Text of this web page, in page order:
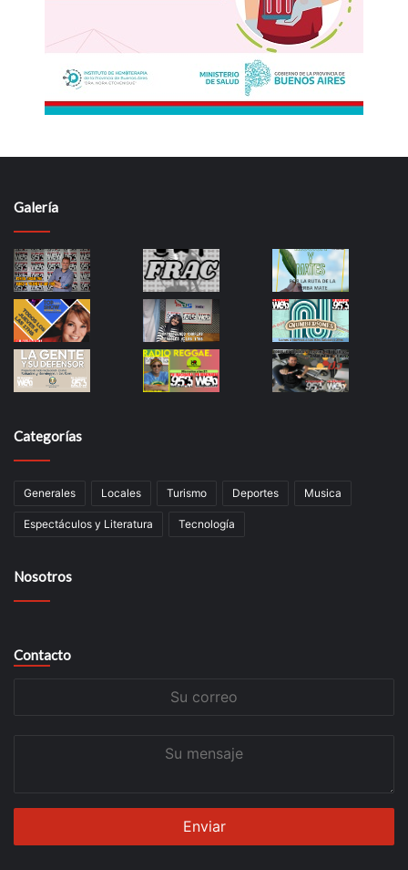
Galería
Categorías
Generales Locales Turismo Deportes Musica
Espectáculos y Literatura Tecnología
Nosotros
Contacto